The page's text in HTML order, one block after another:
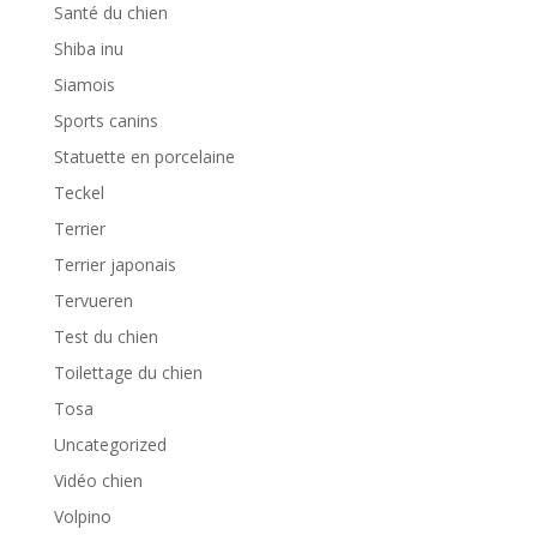
Santé du chien
Shiba inu
Siamois
Sports canins
Statuette en porcelaine
Teckel
Terrier
Terrier japonais
Tervueren
Test du chien
Toilettage du chien
Tosa
Uncategorized
Vidéo chien
Volpino